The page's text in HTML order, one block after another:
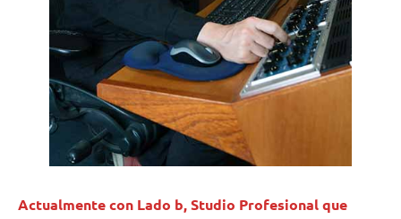
Actualmente con Lado b, Studio Profesional que